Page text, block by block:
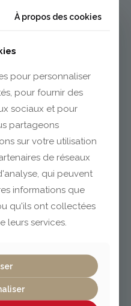
sa.fr
18 38
sa.fr
À propos des cookies
pour personnaliser
pour fournir des
sociaux et pour
partageons
sur votre utilisation
de réseaux
qui peuvent
informations que
qu'ils ont collectées
leurs services.